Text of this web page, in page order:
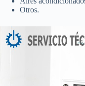
Otros.